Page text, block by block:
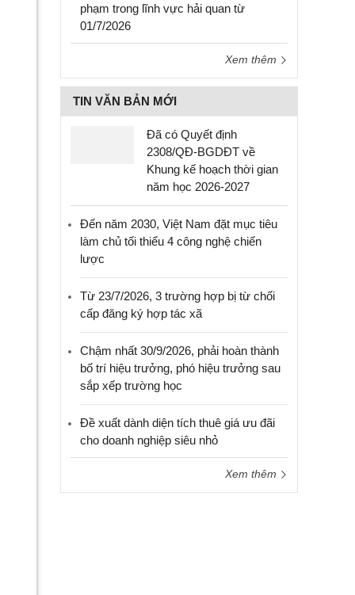
phạm trong lĩnh vực hải quan từ
01/7/2026
Xem thêm
TIN VĂN BẢN MỚI
Đã có Quyết định
2308/QĐ-BGDĐT về
Khung kế hoạch thời gian
năm học 2026-2027
Đến năm 2030, Việt Nam đặt mục tiêu
làm chủ tối thiểu 4 công nghệ chiến
lược
Từ 23/7/2026, 3 trường hợp bị từ chối
cấp đăng ký hợp tác xã
Chậm nhất 30/9/2026, phải hoàn thành
bố trí hiệu trưởng, phó hiệu trưởng sau
sắp xếp trường học
Đề xuất dành diện tích thuê giá ưu đãi
cho doanh nghiệp siêu nhỏ
Xem thêm